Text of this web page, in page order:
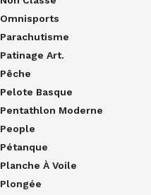
Omnisports
Parachutisme
Patinage Art.
Pêche
Pelote Basque
Pentathlon Moderne
People
Pétanque
Planche À Voile
Plongée